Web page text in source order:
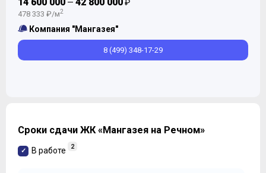
— ₽
478 333 ₽/м2
Компания "Мангазея"
8 (499) 348-17-29
Сроки сдачи ЖК «Мангазея на Речном»
В работе 2